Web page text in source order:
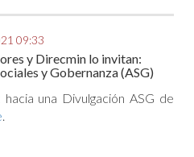
09:33
y Direcmin lo invitan:
y Gobernanza (ASG)
una Divulgación ASG de
.